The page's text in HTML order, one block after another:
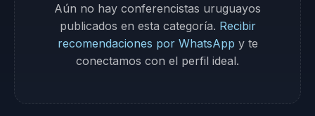
Aún no hay conferencistas uruguayos
publicados en esta categoría. Recibir
recomendaciones por WhatsApp y te
conectamos con el perfil ideal.